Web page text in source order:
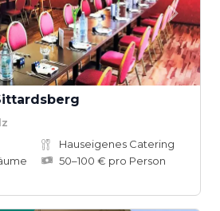
Hauseigenes Catering
50–100 € pro Person